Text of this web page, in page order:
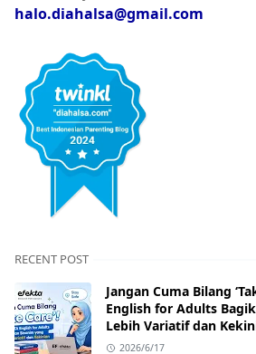
halo.diahalsa@gmail.com
RECENT POST
Jangan Cuma Bilang
English for Adults
Lebih Variatif dan
2026/6/17